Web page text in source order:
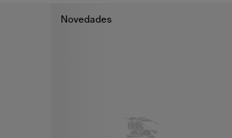
Novedades